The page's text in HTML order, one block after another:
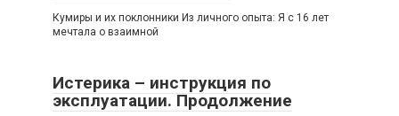
Кумиры и их поклонники Из личного опыта: Я с 16 лет
мечтала о взаимной
Истерика – инструкция по
эксплуатации. Продолжение